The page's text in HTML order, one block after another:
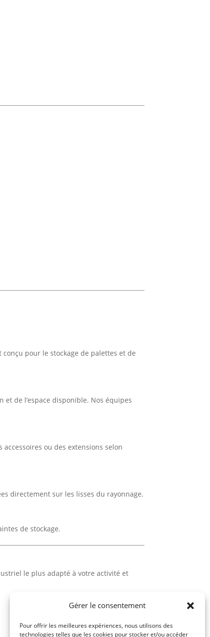
Gérer le consentement
Pour offrir les meilleures expériences, nous utilisons des
technologies telles que les cookies pour stocker et/ou accéder
pour le stockage de palettes et de
de l’espace disponible. Nos équipes
ou des extensions selon
directement sur les lisses du rayonnage.
de stockage.
le plus adapté à votre activité et